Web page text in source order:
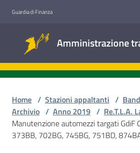
Guardia di Finanza
Amministrazione
trasparente
Accesso
Home / Stazioni appaltanti /
Archivio / Anno 2019 / Re.T.L.A.
Manutenzione automezzi targati GdiF
373BB, 702BG, 745BG, 751BD,